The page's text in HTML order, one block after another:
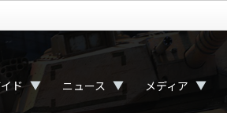
ド ▼ ニュース ▼ メディア ▼